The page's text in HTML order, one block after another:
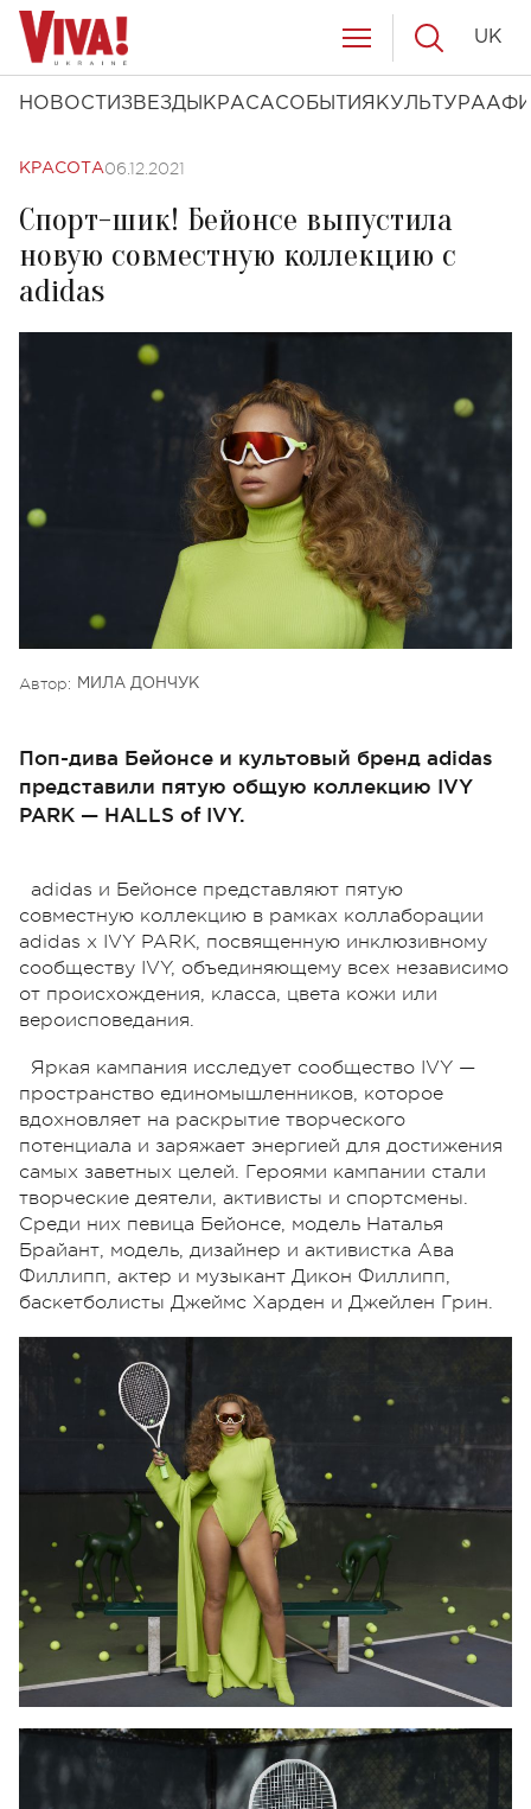
НОВОСТИ ЗВЕЗДЫ КРАСАСОБЫТИЯ КУЛЬТУРА
UK
КРАСОТА06.12.2021
Спорт-шик! Бейонсе выпустила
новую совместную коллекцию с
adidas
Автор: МИЛА ДОНЧУК
Поп-дива Бейонсе и культовый бренд adidas
представили пятую общую коллекцию IVY
PARK — HALLS of IVY.
adidas и Бейонсе представляют пятую
совместную коллекцию в рамках коллаборации
adidas x IVY PARK, посвященную инклюзивному
сообществу IVY, объединяющему всех независимо
от происхождения, класса, цвета кожи или
вероисповедания.
Яркая кампания исследует сообщество IVY —
пространство единомышленников, которое
вдохновляет на раскрытие творческого
потенциала и заряжает энергией для достижения
самых заветных целей. Героями кампании стали
творческие деятели, активисты и спортсмены.
Среди них певица Бейонсе, модель Наталья
Брайант, модель, дизайнер и активистка Ава
Филлипп, актер и музыкант Дикон Филлипп,
баскетболисты Джеймс Харден и Джейлен Грин.